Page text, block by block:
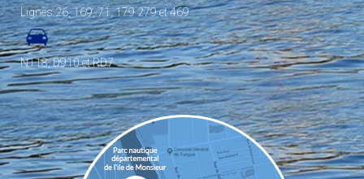
Lignes 26, 169, 71, 179 279 et 469
N118, D910 et RD7